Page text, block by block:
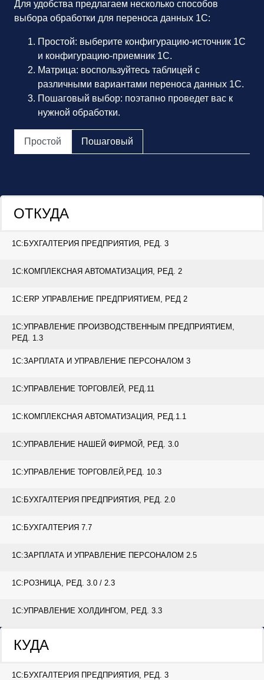
Для удобства предлагаем несколько способов
выбора обработки для переноса данных 1С:
Простой: выберите конфигурацию-источник 1С
и конфигурацию-приемник 1С.
Матрица: воспользуйтесь таблицей с
различными вариантами переноса данных 1С.
Пошаговый выбор: поэтапно проведет вас к
нужной обработки.
Простой Пошаговый
ОТКУДА
1С:БУХГАЛТЕРИЯ ПРЕДПРИЯТИЯ, РЕД. 3
1С:КОМПЛЕКСНАЯ АВТОМАТИЗАЦИЯ, РЕД. 2
1С:ERP УПРАВЛЕНИЕ ПРЕДПРИЯТИЕМ, РЕД 2
1С:УПРАВЛЕНИЕ ПРОИЗВОДСТВЕННЫМ ПРЕДПРИЯТИЕМ,
РЕД. 1.3
1С:ЗАРПЛАТА И УПРАВЛЕНИЕ ПЕРСОНАЛОМ 3
1С:УПРАВЛЕНИЕ ТОРГОВЛЕЙ, РЕД.11
1С:КОМПЛЕКСНАЯ АВТОМАТИЗАЦИЯ, РЕД.1.1
1С:УПРАВЛЕНИЕ НАШЕЙ ФИРМОЙ, РЕД. 3.0
1С:УПРАВЛЕНИЕ ТОРГОВЛЕЙ,РЕД. 10.3
1С:БУХГАЛТЕРИЯ ПРЕДПРИЯТИЯ, РЕД. 2.0
1С:БУХГАЛТЕРИЯ 7.7
1С:ЗАРПЛАТА И УПРАВЛЕНИЕ ПЕРСОНАЛОМ 2.5
1С:РОЗНИЦА, РЕД. 3.0 / 2.3
1С:УПРАВЛЕНИЕ ХОЛДИНГОМ, РЕД. 3.3
КУДА
1С:БУХГАЛТЕРИЯ ПРЕДПРИЯТИЯ, РЕД. 3